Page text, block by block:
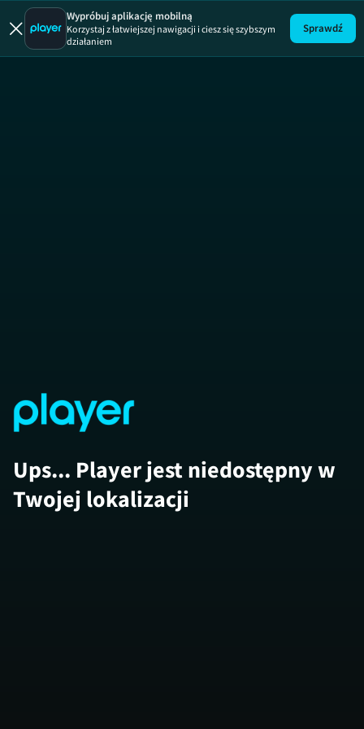
Uwaga!
Wypróbuj aplikację mobilną
Korzystaj z łatwiejszej nawigacji i ciesz się szybszym
działaniem
Sprawdź
Ups... Player jest niedostępny w
Twojej lokalizacji